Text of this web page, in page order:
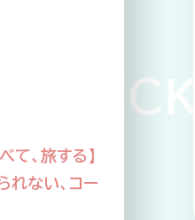
て、旅する】
先進国のア
な食事情